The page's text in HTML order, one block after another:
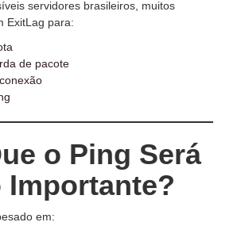
servidores brasileiros, muitos
ExitLag para:
de pacote
o Ping Será
Importante?
em: